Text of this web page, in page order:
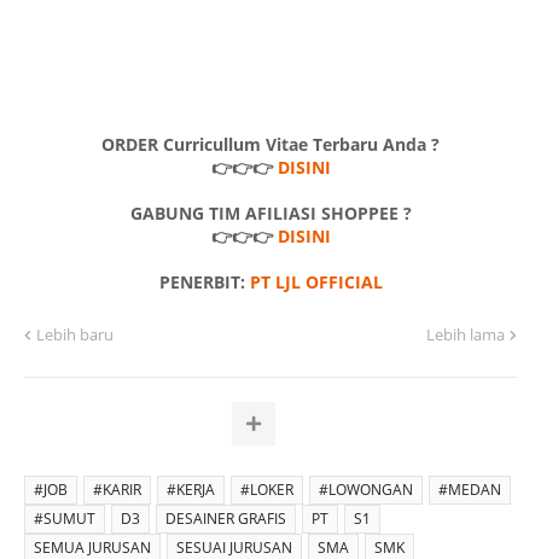
ORDER Curricullum Vitae Terbaru Anda ?
👉👉👉 DISINI
GABUNG TIM AFILIASI SHOPPEE ?
👉👉👉 DISINI
PENERBIT: PT LJL OFFICIAL
Lebih baru Lebih lama
#JOB #KARIR #KERJA #LOKER #LOWONGAN
#MEDAN
#SUMUT
D3 DESAINER GRAFIS PT
S1
SEMUA JURUSAN
SESUAI JURUSAN SMA SMK